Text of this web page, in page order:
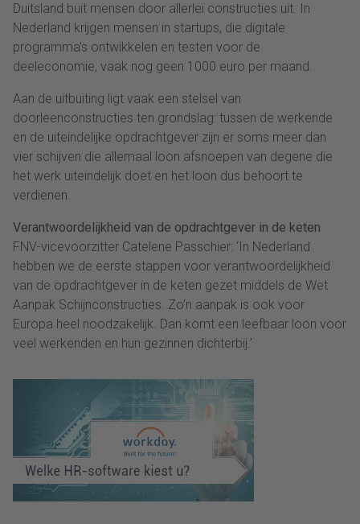
Duitsland buit mensen door allerlei constructies uit. In
Nederland krijgen mensen in startups, die digitale
programma's ontwikkelen en testen voor de
deeleconomie, vaak nog geen 1000 euro per maand.
Aan de uitbuiting ligt vaak een stelsel van
doorleenconstructies ten grondslag: tussen de werkende
en de uiteindelijke opdrachtgever zijn er soms meer dan
vier schijven die allemaal loon afsnoepen van degene die
het werk uiteindelijk doet en het loon dus behoort te
verdienen.
Verantwoordelijkheid van de opdrachtgever in de keten
FNV-vicevoorzitter Catelene Passchier: ‘In Nederland
hebben we de eerste stappen voor verantwoordelijkheid
van de opdrachtgever in de keten gezet middels de Wet
Aanpak Schijnconstructies. Zo’n aanpak is ook voor
Europa heel noodzakelijk. Dan komt een leefbaar loon voor
veel werkenden en hun gezinnen dichterbij.’